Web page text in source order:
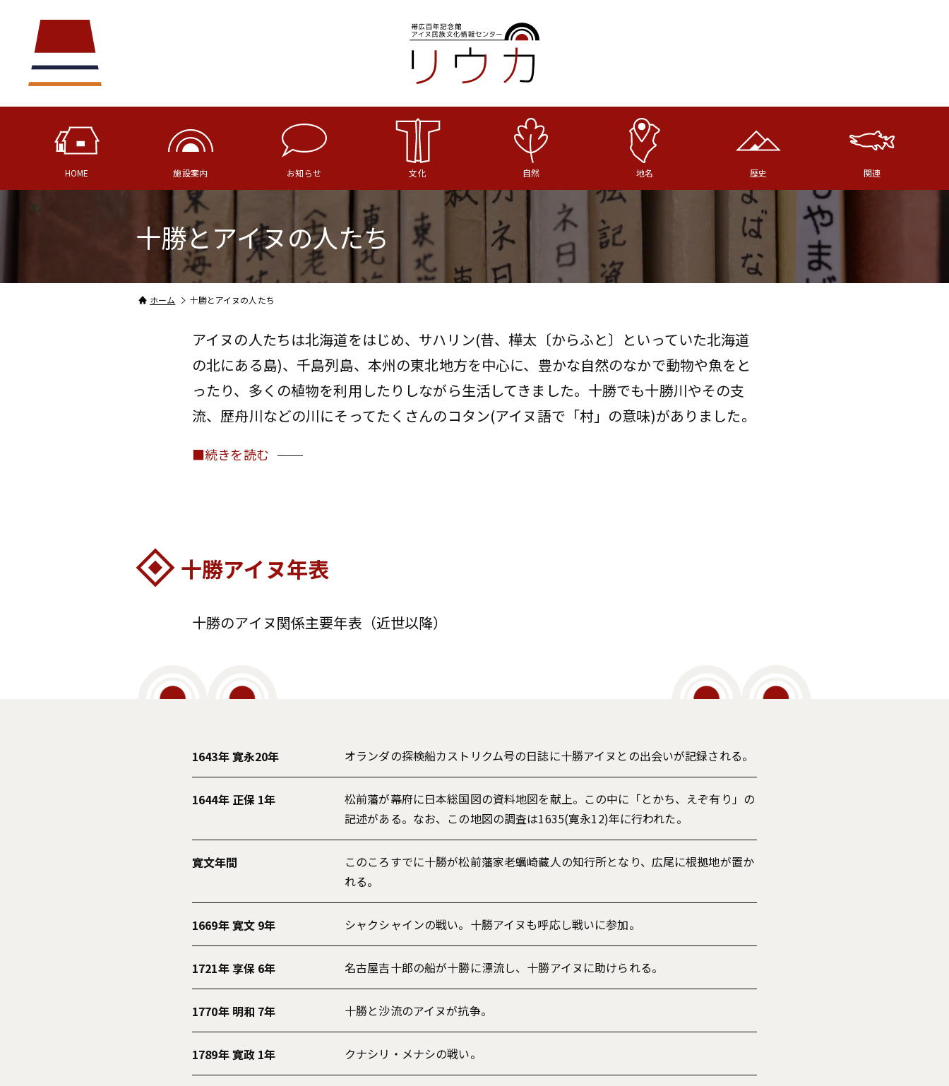
HOME 施設案内 お知らせ 文化 自然 地名 歴史 関連
十勝とアイヌの人たち
ホーム 十勝とアイヌの人たち
アイヌの人たちは北海道をはじめ、サハリン(昔、樺太〔からふと〕といっていた北海道
の北にある島)、千島列島、本州の東北地方を中心に、豊かな自然のなかで動物や魚をと
ったり、多くの植物を利用したりしながら生活してきました。十勝でも十勝川やその支
流、歴舟川などの川にそってたくさんのコタン(アイヌ語で「村」の意味)がありました。
■続きを読む
十勝アイヌ年表
十勝のアイヌ関係主要年表（近世以降）
1643年 寛永20年 オランダの探検船カストリクム号の日誌に十勝アイヌとの出会いが記録される。
1644年 正保 1年
松前藩が幕府に日本総国図の資料地図を献上。この中に「とかち、えぞ有り」の
記述がある。なお、この地図の調査は1635(寛永12)年に行われた。
寛文年間
このころすでに十勝が松前藩家老蠣崎藏人の知行所となり、広尾に根拠地が置か
れる。
1669年 寛文 9年 シャクシャインの戦い。十勝アイヌも呼応し戦いに参加。
1721年 享保 6年 名古屋吉十郎の船が十勝に漂流し、十勝アイヌに助けられる。
1770年 明和 7年 十勝と沙流のアイヌが抗争。
1789年 寛政 1年 クナシリ・メナシの戦い。